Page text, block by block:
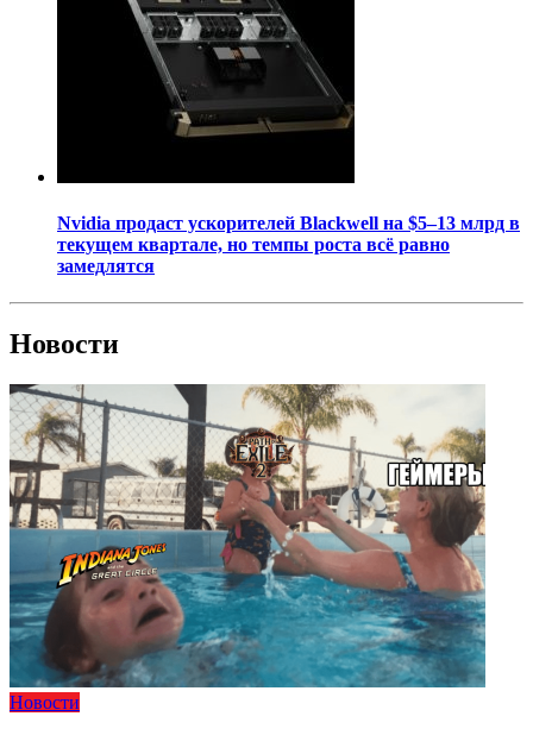
Nvidia продаст ускорителей Blackwell на $5–13 млрд в
текущем квартале, но темпы роста всё равно
замедлятся
Новости
Новости